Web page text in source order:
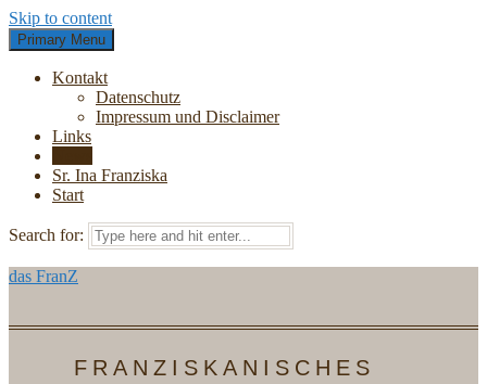
Skip to content
Primary Menu
Kontakt
Datenschutz
Impressum und Disclaimer
Links
Sr. Ina Franziska
Start
Search for:
das FranZ
FRANZISKANISCHES